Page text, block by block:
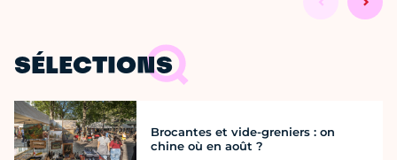
SÉLECTIONS
Brocantes et vide-greniers : on
chine où en août ?